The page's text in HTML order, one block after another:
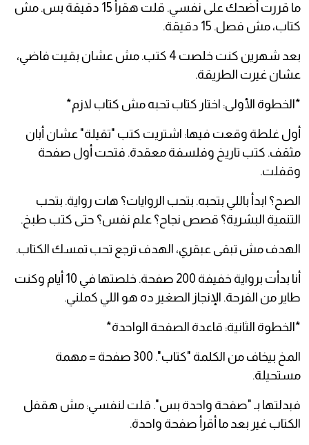
ما قررت أضحك على نفسي. قلت هقرأ 15 دقيقة بس. مش
كتاب، مش فصل. 15 دقيقة.
بعد شهرين كنت خلصت 4 كتب. مش عشان بقيت فاضي،
عشان غيرت الطريقة.
*الخطوة الأولى: اختار كتاب تحبه مش كتاب لازم*
أول غلطة وقعت فيها: اشتريت كتب "تقيلة" عشان أبان
مثقف. كتب تاريخ وفلسفة معقدة. فتحت أول صفحة
وقفلت.
الصح؟ ابدأ باللي بتحبه. بتحب الروايات؟ هات رواية. بتحب
التنمية البشرية؟ قصص نجاح؟ علم نفس؟ حتى كتب طبخ.
الهدف مش تبقى عبقري، الهدف ترجع تحب تمسك الكتاب.
أنا بدأت برواية خفيفة 200 صفحة. خلصتها في 10 أيام وكنت
طاير من الفرحة. الإنجاز الصغير ده هو اللي كملني.
*الخطوة الثانية: قاعدة الصفحة الواحدة*
المخ بيخاف من الكلمة "كتاب". 300 صفحة = مهمة
مستحيلة.
فبدلتها بـ "صفحة واحدة بس". قلت لنفسي: مش هقفل
الكتاب غير بعد ما أقرأ صفحة واحدة.